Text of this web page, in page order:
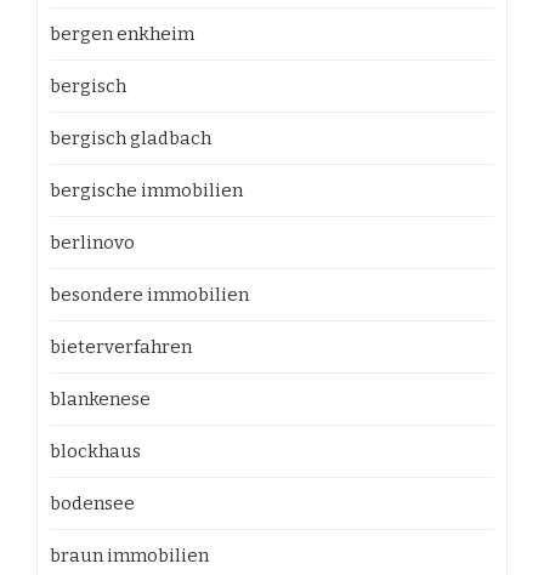
bergen enkheim
bergisch
bergisch gladbach
bergische immobilien
berlinovo
besondere immobilien
bieterverfahren
blankenese
blockhaus
bodensee
braun immobilien